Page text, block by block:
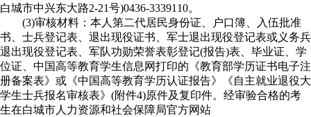
白城市中兴东大路2-21号)0436-3339110。
(3)审核材料：本人第二代居民身份证、户口簿、入伍批准
书、士兵登记表、退出现役证书、军士退出现役登记表或义务兵
退出现役登记表、军队功勋荣誉表彰登记(报告)表、毕业证、学
位证、中国高等教育学生信息网打印的《教育部学历证书电子注
册备案表》或《中国高等教育学历认证报告》《自主就业退役大
学生士兵报名审核表》(附件4)原件及复印件。经审验合格的考
生在白城市人力资源和社会保障局官方网站